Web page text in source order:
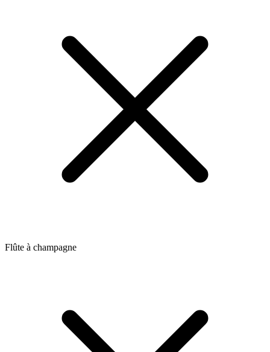
Flûte à champagne